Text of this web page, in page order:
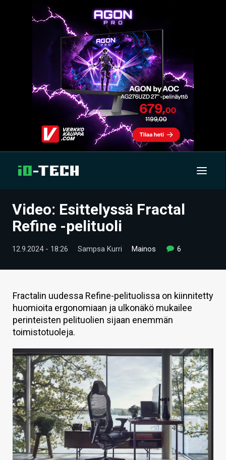
UUTISET
TIETOA
HINTA.FI
VAIHDA TEEMA
HAKU
Video: Esittelyssä Fractal
Refine -pelituoli
12.9.2024 - 18:26 Sampsa Kurri Mainos 6
Fractalin uudessa Refine-pelituolissa on kiinnitetty
huomioita ergonomiaan ja ulkonäkö mukailee
perinteisten pelituolien sijaan enemmän
toimistotuoleja.